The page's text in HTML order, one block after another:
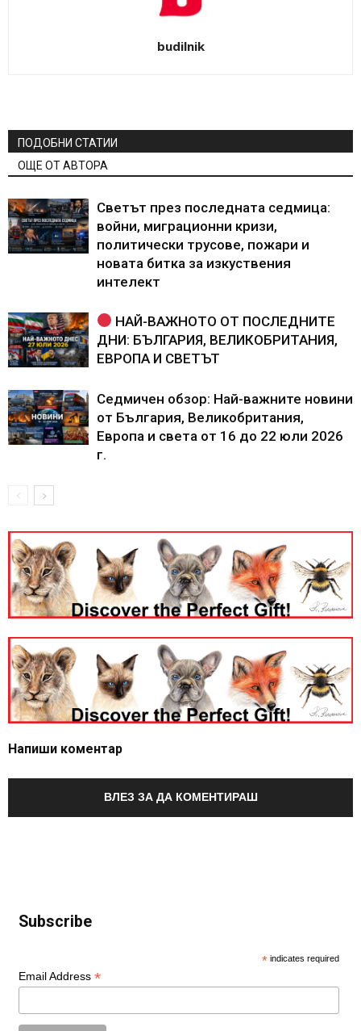
budilnik
ПОДОБНИ СТАТИИ
ОЩЕ ОТ АВТОРА
Светът през последната седмица:
войни, миграционни кризи,
политически трусове, пожари и
новата битка за изкуствения
интелект
НАЙ-ВАЖНОТО ОТ ПОСЛЕДНИТЕ
ДНИ: БЪЛГАРИЯ, ВЕЛИКОБРИТАНИЯ,
ЕВРОПА И СВЕТЪТ
Седмичен обзор: Най-важните новини
от България, Великобритания,
Европа и света от 16 до 22 юли 2026
г.
Напиши коментар
ВЛЕЗ ЗА ДА КОМЕНТИРАШ
Subscribe
* indicates required
Email Address *